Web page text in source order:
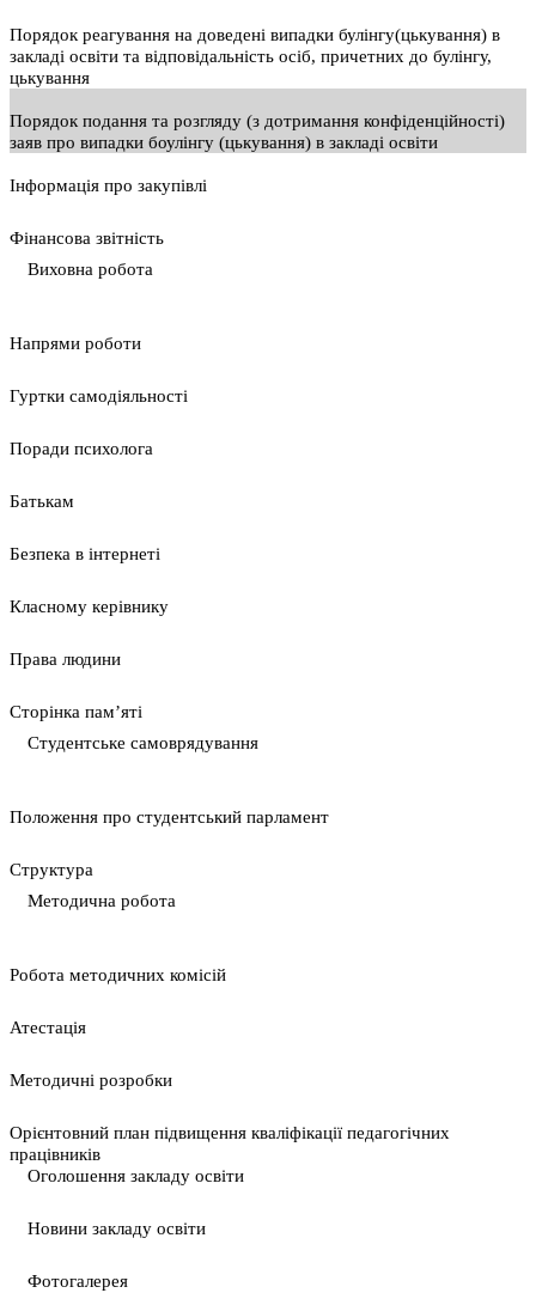
Порядок реагування на доведені випадки булінгу(цькування) в
закладі освіти та відповідальність осіб, причетних до булінгу,
цькування
Порядок подання та розгляду (з дотримання конфіденційності)
заяв про випадки боулінгу (цькування) в закладі освіти
Інформація про закупівлі
Фінансова звітність
Виховна робота
Напрями роботи
Гуртки самодіяльності
Поради психолога
Батькам
Безпека в інтернеті
Класному керівнику
Права людини
Сторінка пам’яті
Студентське самоврядування
Положення про студентський парламент
Cтруктура
Методична робота
Pобота методичних комісій
Атестація
Методичні розробки
Орієнтовний план підвищення кваліфікації педагогічних
працівників
Оголошення закладу освіти
Новини закладу освіти
Фотогалерея